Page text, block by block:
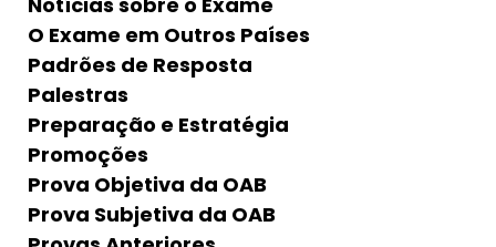
O Exame em Outros Países
Padrões de Resposta
Palestras
Preparação e Estratégia
Promoções
Prova Objetiva da OAB
Prova Subjetiva da OAB